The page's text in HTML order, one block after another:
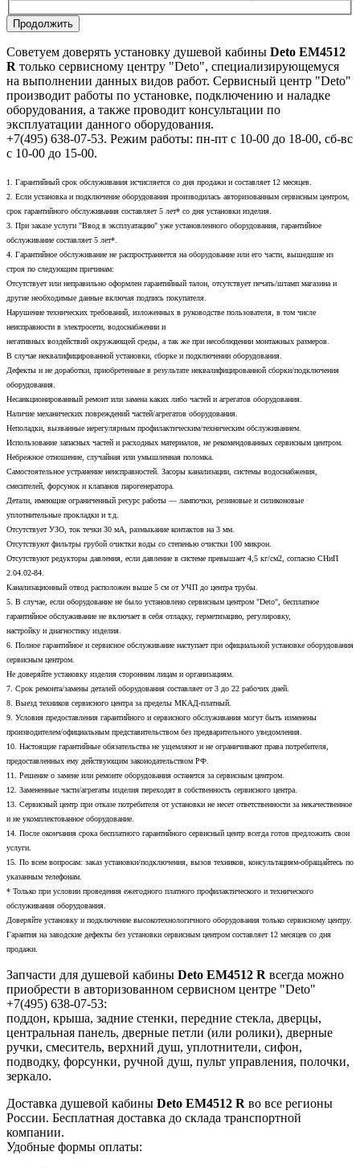
Продолжить
Советуем доверять установку душевой кабины Deto EM4512
R только сервисному центру "Deto", специализирующемуся
на выполнении данных видов работ. Сервисный центр "Deto"
производит работы по установке, подключению и наладке
оборудования, а также проводит консультации по
эксплуатации данного оборудования.
+7(495) 638-07-53. Режим работы: пн-пт с 10-00 до 18-00, сб-вс
с 10-00 до 15-00.
1. Гарантийный срок обслуживания исчисляется со дня продажи и составляет 12 месяцев.
2. Если установка и подключение оборудования производилась авторизованным сервисным центром,
срок гарантийного обслуживания составляет 5 лет* со дня установки изделия.
3. При заказе услуги "Ввод в эксплуатацию" уже установленного оборудования, гарантийное
обслуживание составляет 5 лет*.
4. Гарантийное обслуживание не распространяется на оборудование или его части, вышедшие из
строя по следующим причинам:
Отсутствует или неправильно оформлен гарантийный талон, отсутствует печать/штамп магазина и
другие необходимые данные включая подпись покупателя.
Нарушение технических требований, изложенных в руководстве пользователя, в том числе
неисправности в электросети, водоснабжении и
негативных воздействий окружающей среды, а так же при несоблюдении монтажных размеров.
В случае неквалифицированной установки, сборке и подключении оборудования.
Дефекты и не доработки, приобретенные в результате неквалифицированной сборки/подключения
оборудования.
Несанкционированный ремонт или замена каких либо частей и агрегатов оборудования.
Наличие механических повреждений частей/агрегатов оборудования.
Неполадки, вызванные нерегулярным профилактическим/техническим обслуживанием.
Использование запасных частей и расходных материалов, не рекомендованных сервисным центром.
Небрежное отношение, случайная или умышленная поломка.
Самостоятельное устранение неисправностей. Засоры канализации, системы водоснабжения,
смесителей, форсунок и клапанов парогенератора.
Детали, имеющие ограниченный ресурс работы — лампочки, резиновые и силиконовые
уплотнительные прокладки и т.д.
Отсутствует УЗО, ток течки 30 мА, размыкание контактов на 3 мм.
Отсутствуют фильтры грубой очистки воды со степенью очистки 100 микрон.
Отсутствуют редукторы давления, если давление в системе превышает 4,5 кг/см2, согласно СНиП
2.04.02-84.
Канализационный отвод расположен выше 5 см от УЧП до центра трубы.
5. В случае, если оборудование не было установлено сервисным центром "Deto", бесплатное
гарантийное обслуживание не включает в себя отладку, герметизацию, регулировку,
настройку и диагностику изделия.
6. Полное гарантийное и сервисное обслуживание наступает при официальной установке оборудования
сервисным центром.
Не доверяйте установку изделия сторонним лицам и организациям.
7. Срок ремонта/замены деталей оборудования составляет от 3 до 22 рабочих дней.
8. Выезд техников сервисного центра за пределы МКАД-платный.
9. Условия предоставления гарантийного и сервисного обслуживания могут быть изменены
производителем/официальным представительством без предварительного уведомления.
10. Настоящие гарантийные обязательства не ущемляют и не ограничивают права потребителя,
предоставленных ему действующим законодательством РФ.
11. Решение о замене или ремонте оборудования останется за сервисным центром.
12. Замененные части/агрегаты изделия переходят в собственность сервисного центра.
13. Сервисный центр при отказе потребителя от установки не несет ответственности за некачественное
и не укомплектованное оборудование.
14. После окончания срока бесплатного гарантийного сервисный центр всегда готов предложить свои
услуги.
15. По всем вопросам: заказ установки/подключения, вызов техников, консультациям-обращайтесь по
указанным телефонам.
* Только при условии проведения ежегодного платного профилактического и технического
обслуживания оборудования.
Доверяйте установку и подключение высокотехнологичного оборудования только сервисному центру.
Гарантия на заводские дефекты без установки сервисным центром составляет 12 месяцев со дня
продажи.
Запчасти для душевой кабины Deto EM4512 R всегда можно
приобрести в авторизованном сервисном центре "Deto"
+7(495) 638-07-53:
поддон, крыша, задние стенки, передние стекла, дверцы,
центральная панель, дверные петли (или ролики), дверные
ручки, смеситель, верхний душ, уплотнители, сифон,
подводку, форсунки, ручной душ, пульт управления, полочки,
зеркало.
Доставка душевой кабины Deto EM4512 R во все регионы
России. Бесплатная доставка до склада транспортной
компании.
Удобные формы оплаты: